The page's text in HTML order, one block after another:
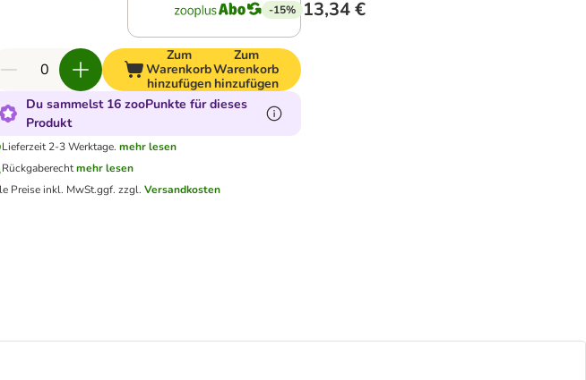
-15% 13,34 €
Zum
Warenkorb
hinzufügen
Zum
Warenkorb
hinzufügen
Du sammelst 16 zooPunkte für dieses
Produkt
Lieferzeit 2-3 Werktage. mehr lesen
Rückgaberechtmehr lesen
Preise inkl. MwSt.ggf. zzgl. Versandkosten